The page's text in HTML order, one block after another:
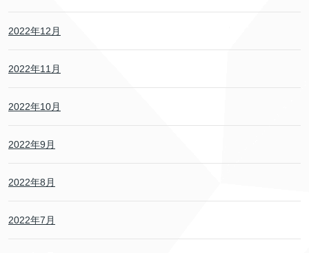
2022年12月
2022年11月
2022年10月
2022年9月
2022年8月
2022年7月